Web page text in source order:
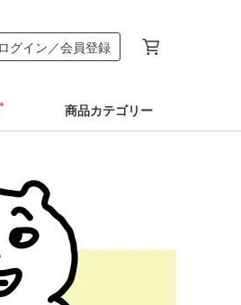
ログイン／会員登録
商品カテゴリー